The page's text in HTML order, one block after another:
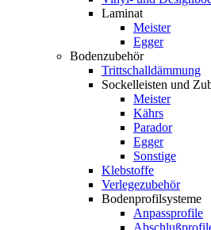
Laminat
Meister
Egger
Bodenzubehör
Trittschalldämmung
Sockelleisten und
Meister
Kährs
Parador
Egger
Sonstige
Klebstoffe
Verlegezubehör
Bodenprofilsysteme
Anpassprofile